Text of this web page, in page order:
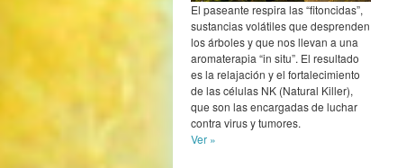
El paseante respira las “fitoncidas”,
sustancias volátiles que desprenden
los árboles y que nos llevan a una
aromaterapia “in situ”. El resultado
es la relajación y el fortalecimiento
de las células NK (Natural Killer),
que son las encargadas de luchar
contra virus y tumores.
Ver »